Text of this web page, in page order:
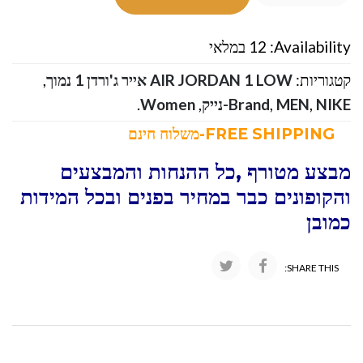
Availability: 12 במלאי
קטגוריות: AIR JORDAN 1 LOW אייר ג'ורדן 1 נמוך
,
Brand, MEN, NIKE-נייק ,
Women
.
מבצע מטורף ,כל ההנחות והמבצעים
והקופונים כבר במחיר בפנים ובכל המידות
כמובן
SHARE THIS: